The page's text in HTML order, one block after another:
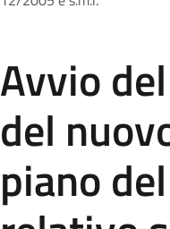
Avvio
del
piano